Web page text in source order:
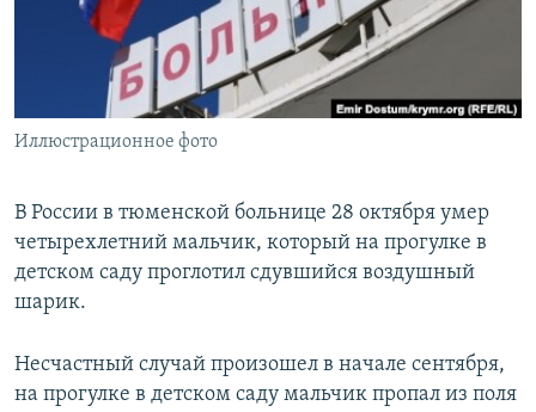
ПОБЕДИТЕЛЕЙ НЕ СУДЯТ?
КРЫМ.НЕПОКОРЕННЫЙ
УКРАИНСКАЯ ПРОБЛЕМА КРЫМА
ПРИСОЕДИНЯЙТЕСЬ!
Иллюстрационное фото
В России в тюменской больнице 28 октября умер
четырехлетний мальчик, который на прогулке в
детском саду проглотил сдувшийся воздушный
шарик.
Несчастный случай произошел в начале сентября,
на прогулке в детском саду мальчик пропал из поля